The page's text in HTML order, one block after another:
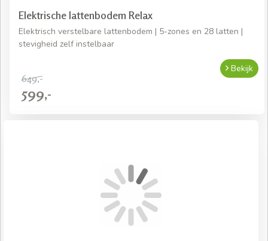
Elektrische lattenbodem Relax
Elektrisch verstelbare lattenbodem | 5-zones en 28 latten |
stevigheid zelf instelbaar
649,-
599,-
Bekijk